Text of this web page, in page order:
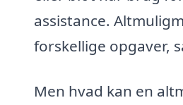
assistance.
forskellige opgaver,
Men hvad kan en